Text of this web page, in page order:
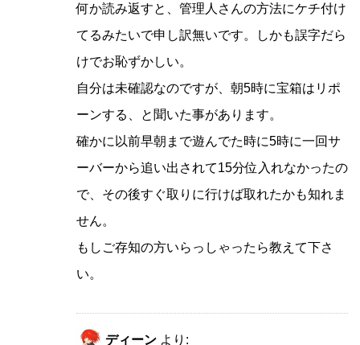
何か読み返すと、管理人さんの方法にケチ付け
てるみたいで申し訳無いです。しかも誤字だら
けでお恥ずかしい。
自分は未確認なのですが、朝5時に宝箱はリポ
ーンする、と聞いた事があります。
確かに以前早朝まで遊んでた時に5時に一回サ
ーバーから追い出されて15分位入れなかったの
で、その後すぐ取りに行けば取れたかも知れま
せん。
もしご存知の方いらっしゃったら教えて下さ
い。
ディーン より: